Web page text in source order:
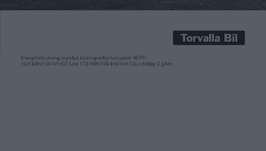
2024 blev på många sätt elkombins år. De senaste månaderna
har det lanserats eldrivna modeller med den här i Sverige så